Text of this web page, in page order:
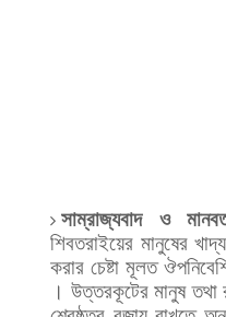
সাম্রাজ্যবাদ ও
শিবতরাইয়ের মানুষের খাদ্য
করার চেষ্টা মূলত
। উত্তরকূটের মানুষ তথা